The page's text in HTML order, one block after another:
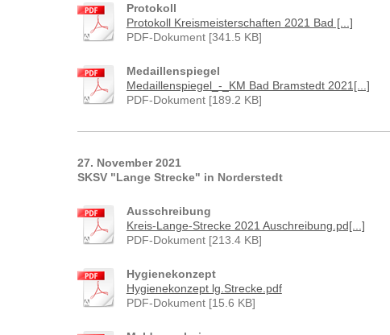
Protokoll
Protokoll Kreismeisterschaften 2021 Bad [...]
PDF-Dokument [341.5 KB]
Medaillenspiegel
Medaillenspiegel_-_KM Bad Bramstedt 2021[...]
PDF-Dokument [189.2 KB]
27. November 2021
SKSV "Lange Strecke" in Norderstedt
Ausschreibung
Kreis-Lange-Strecke 2021 Auschreibung.pd[...]
PDF-Dokument [213.4 KB]
Hygienekonzept
Hygienekonzept lg.Strecke.pdf
PDF-Dokument [15.6 KB]